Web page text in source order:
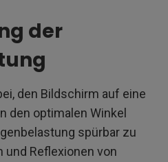
der
den Bildschirm auf eine
den optimalen Winkel
spürbar zu
und Reflexionen von